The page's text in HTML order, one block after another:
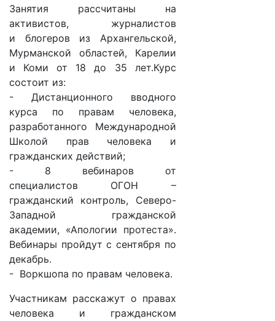
Занятия рассчитаны на
активистов, журналистов
и блогеров из Архангельской,
Мурманской областей, Карелии
и Коми от 18 до 35 лет.Курс
состоит из:
- Дистанционного вводного
курса по правам человека,
разработанного Международной
Школой прав человека и
гражданских действий;
- 8 вебинаров от
специалистов ОГОН –
гражданский контроль, Северо-
Западной гражданской
академии, «Апологии протеста».
Вебинары пройдут с сентября по
декабрь.
- Воркшопа по правам человека.
Участникам расскажут о правах
человека и гражданском